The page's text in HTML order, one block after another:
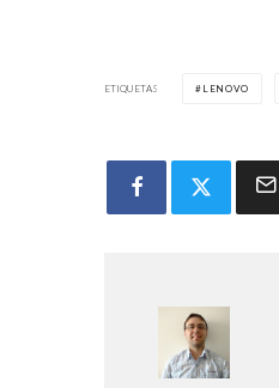
ETIQUETAS LENOVO